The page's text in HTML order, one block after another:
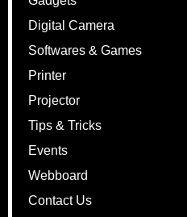
Digital Camera
Softwares & Games
Printer
Projector
Tips & Tricks
Events
Webboard
Contact Us